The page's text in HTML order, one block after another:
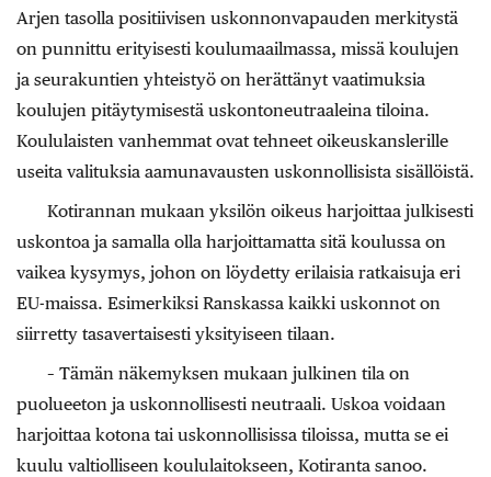
Arjen tasolla positiivisen uskonnonvapauden merkitystä
on punnittu erityisesti koulumaailmassa, missä koulujen
ja seurakuntien yhteistyö on herättänyt vaatimuksia
koulujen pitäytymisestä uskontoneutraaleina tiloina.
Koululaisten vanhemmat ovat tehneet oikeuskanslerille
useita valituksia aamunavausten uskonnollisista sisällöistä.
Kotirannan mukaan yksilön oikeus harjoittaa julkisesti
uskontoa ja samalla olla harjoittamatta sitä koulussa on
vaikea kysymys, johon on löydetty erilaisia ratkaisuja eri
EU-maissa. Esimerkiksi Ranskassa kaikki uskonnot on
siirretty tasavertaisesti yksityiseen tilaan.
– Tämän näkemyksen mukaan julkinen tila on
puolueeton ja uskonnollisesti neutraali. Uskoa voidaan
harjoittaa kotona tai uskonnollisissa tiloissa, mutta se ei
kuulu valtiolliseen koululaitokseen, Kotiranta sanoo.